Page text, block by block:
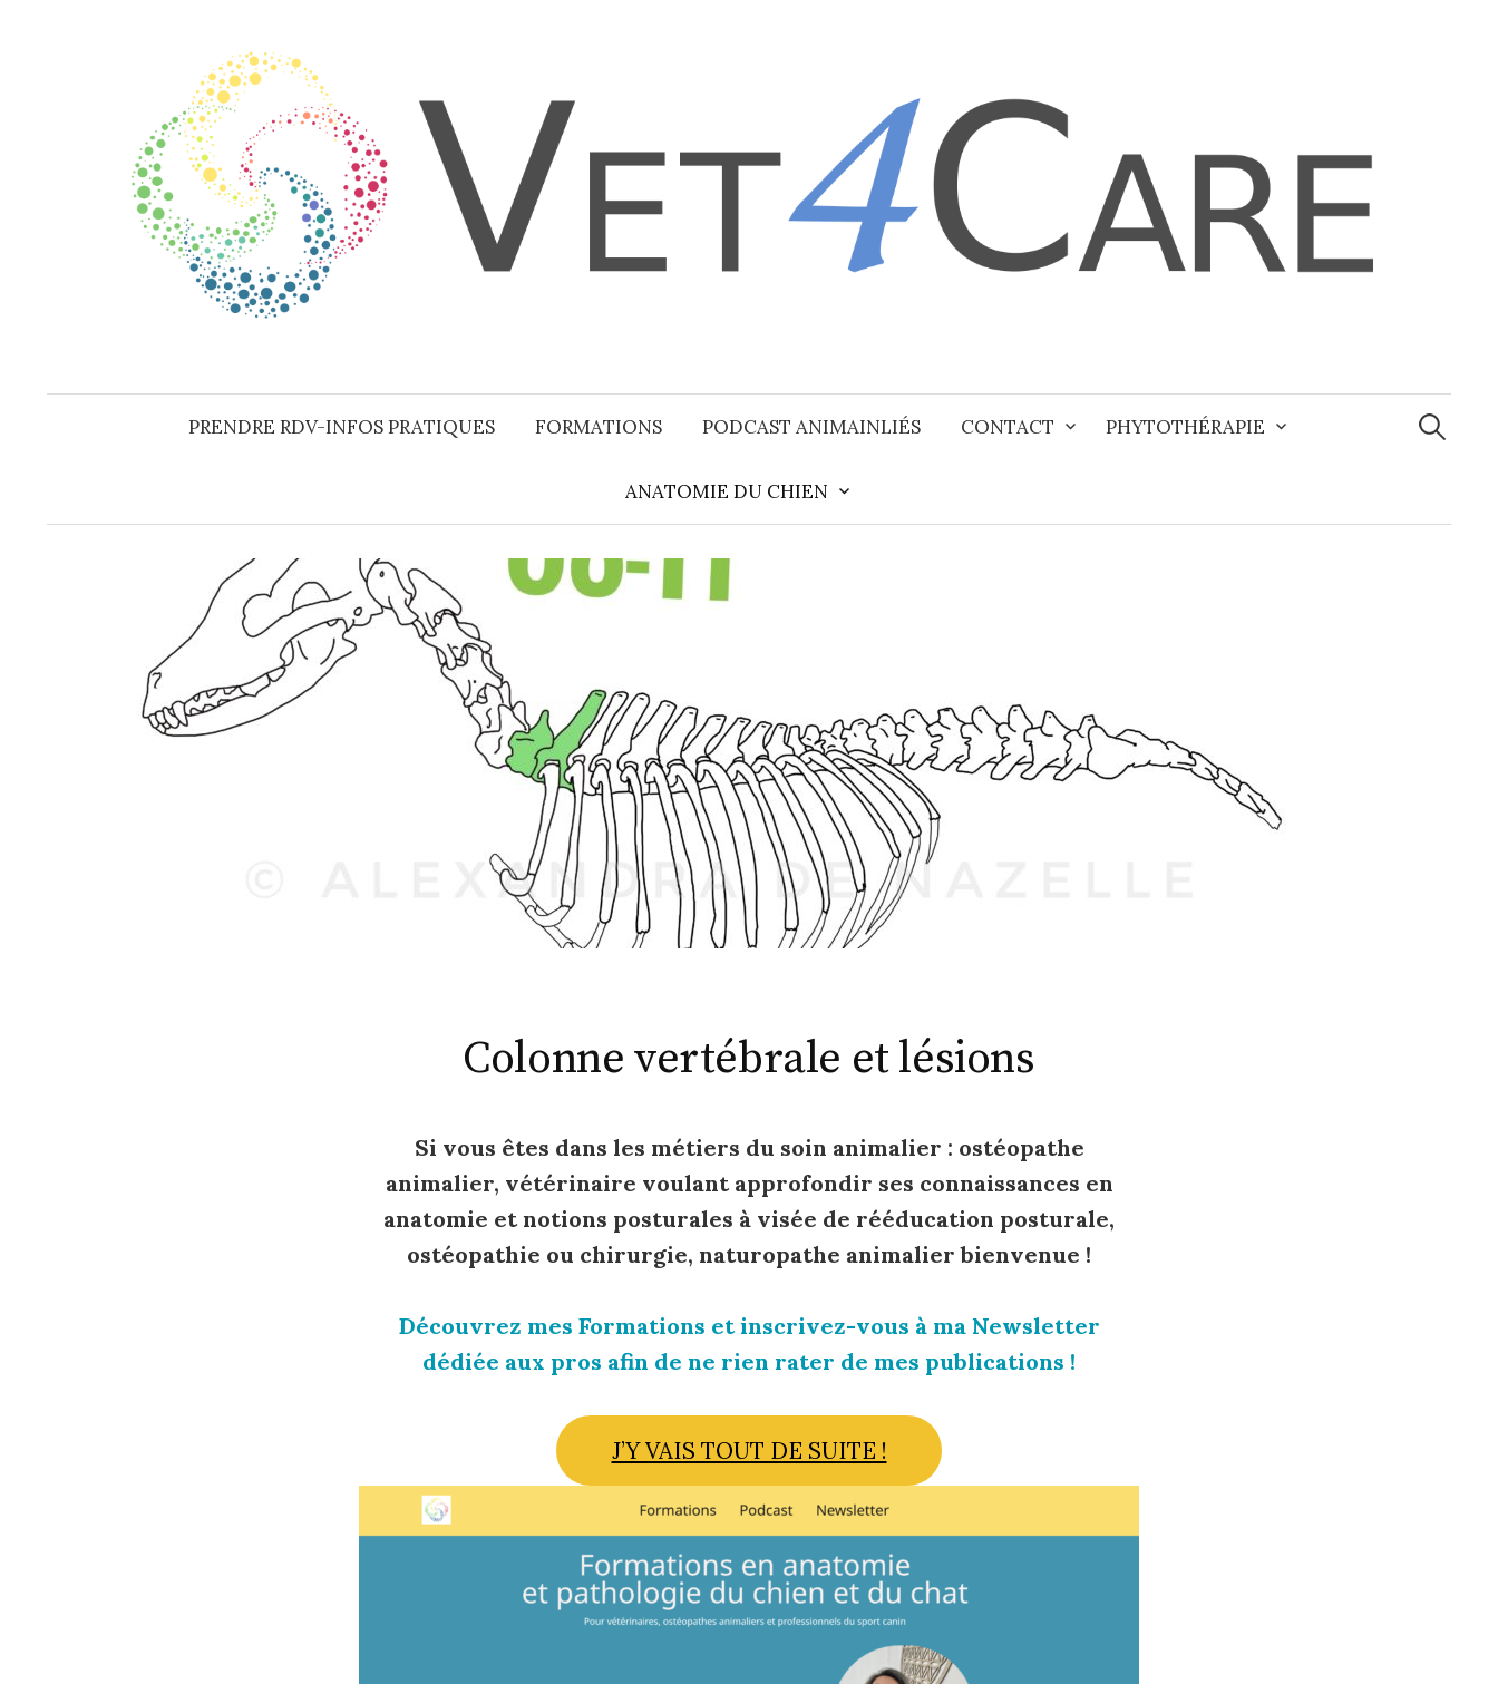
PRENDRE RDV-INFOS PRATIQUES FORMATIONS PODCAST ANIMAINLIÉS CONTACT PHYTOTHÉRAPIE
ANATOMIE DU CHIEN
Colonne vertébrale et lésions
Si vous êtes dans les métiers du soin animalier : ostéopathe
animalier, vétérinaire voulant approfondir ses connaissances en
anatomie et notions posturales à visée de rééducation posturale,
ostéopathie ou chirurgie, naturopathe animalier bienvenue !
Découvrez mes Formations et inscrivez-vous à ma Newsletter
dédiée aux pros afin de ne rien rater de mes publications !
J’Y VAIS TOUT DE SUITE !